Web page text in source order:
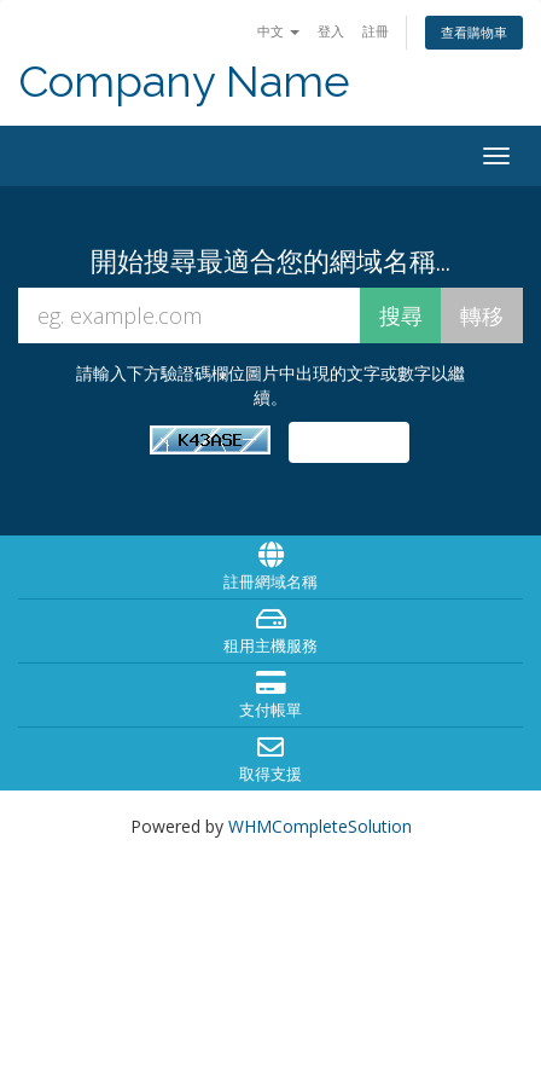
中文 登入 註冊 查看購物車
Company Name
開始搜尋最適合您的網域名稱...
請輸入下方驗證碼欄位圖片中出現的文字或數字以繼
續。
註冊網域名稱
租用主機服務
支付帳單
取得支援
Powered by WHMCompleteSolution